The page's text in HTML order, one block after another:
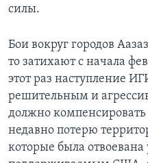
силы.
Бои вокруг городов
то затихают с начала
этот раз наступление
решительным и
должно
недавно потерю
которые была